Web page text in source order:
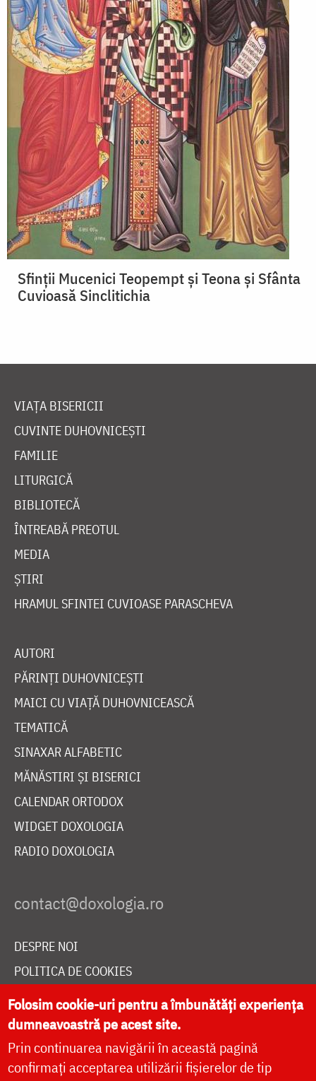
Sfinții Mucenici Teopempt și Teona și Sfânta
Cuvioasă Sinclitichia
VIAȚA BISERICII
CUVINTE DUHOVNICEȘTI
FAMILIE
LITURGICĂ
BIBLIOTECĂ
ÎNTREABĂ PREOTUL
MEDIA
ȘTIRI
HRAMUL SFINTEI CUVIOASE PARASCHEVA
AUTORI
PĂRINȚI DUHOVNICEȘTI
MAICI CU VIAȚĂ DUHOVNICEASCĂ
TEMATICĂ
SINAXAR ALFABETIC
MĂNĂSTIRI ȘI BISERICI
CALENDAR ORTODOX
WIDGET DOXOLOGIA
RADIO DOXOLOGIA
DESPRE NOI
POLITICA DE COOKIES
DONEAZĂ ONLINE PENTRU CATEDRALA NAȚIONALĂ
LIVE
Folosim cookie-uri pentru a îmbunătăți experiența
dumneavoastră pe acest site.
Prin continuarea navigării în această pagină
confirmați acceptarea utilizării fișierelor de tip